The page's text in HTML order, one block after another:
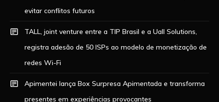
evitar conflitos futuros
TALL, joint venture entre a TIP Brasil e a Uall Solutions,
registra adesão de 50 ISPs ao modelo de monetização de
redes Wi-Fi
Apimentei lança Box Surpresa Apimentada e transforma
presentes em experiências provocantes